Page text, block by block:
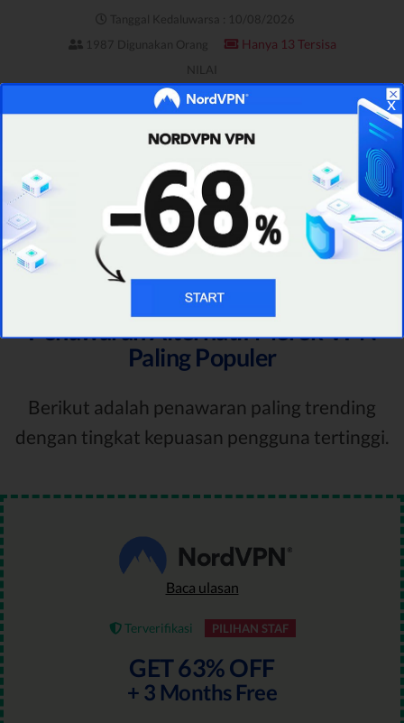
Tanggal Kedaluwarsa : 10/08/2026
1987 Digunakan Orang
Hanya 13 Tersisa
NILAI
Kunjungi Situs Penyedia
Penawaran Alternatif Merek VPN
Paling Populer
Berikut adalah penawaran paling trending
dengan tingkat kepuasan pengguna tertinggi.
Baca ulasan
Terverifikasi PILIHAN STAF
GET 63% OFF
+ 3 Months Free
x